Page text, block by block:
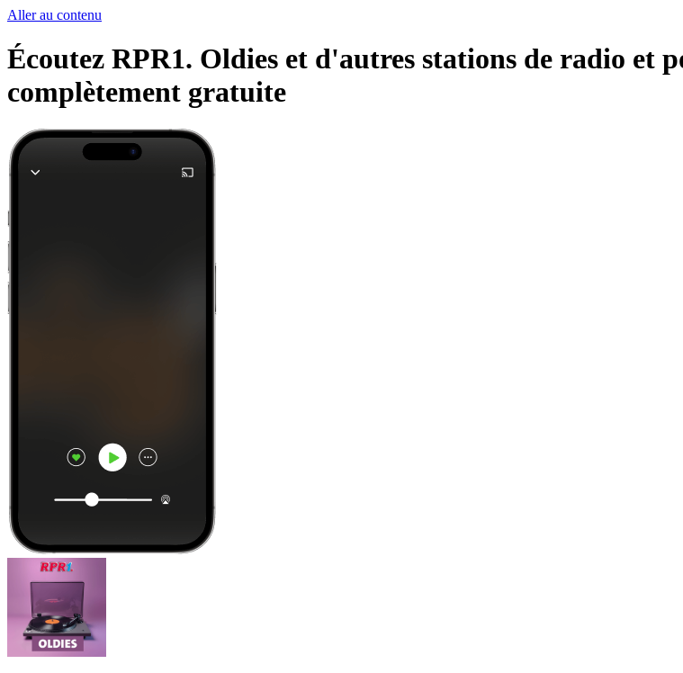
Aller au contenu
Écoutez RPR1. Oldies et d'autres stations de radio et
complètement gratuite